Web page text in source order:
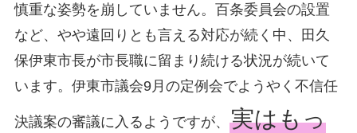
慎重な姿勢を崩していません。百条委員会の設置
など、やや遠回りとも言える対応が続く中、田久
保伊東市長が市長職に留まり続ける状況が続いて
います。伊東市議会9月の定例会でようやく不信任
決議案の審議に入るようですが、 実はもっ